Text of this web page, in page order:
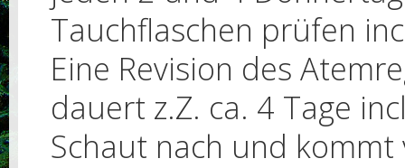
Tauchflaschen prüfen
Eine Revision des
dauert z.Z. ca. 4 Tage
Schaut nach und kommt